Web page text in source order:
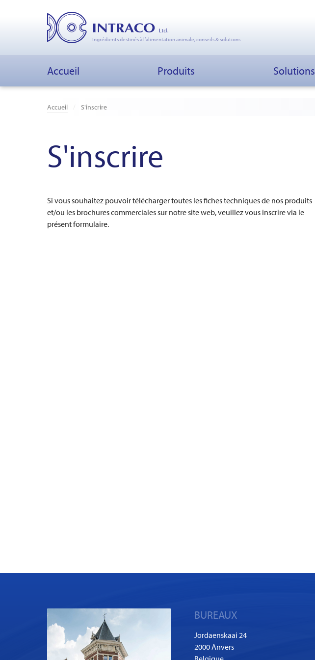
Ingrédients destinés à l’alimentation animale, conseils & solutions
Accueil Produits Solutions
Accueil S'inscrire
S'inscrire
Si vous souhaitez pouvoir télécharger toutes les fiches techniques de nos produits
et/ou les brochures commerciales sur notre site web, veuillez vous inscrire via le
présent formulaire.
BUREAUX
Jordaenskaai 24
2000 Anvers